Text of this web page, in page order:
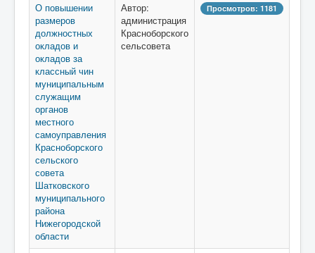
О повышении
размеров
должностных
окладов и
окладов за
классный чин
муниципальным
служащим
органов
местного
самоуправления
Красноборского
сельского
совета
Шатковского
муниципального
района
Нижегородской
области
Автор:
администрация
Красноборского
сельсовета
Просмотров: 1181